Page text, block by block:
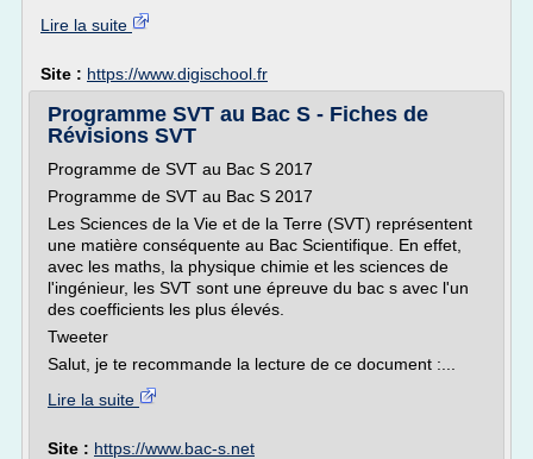
Lire la suite
Site : https://www.digischool.fr
Programme SVT au Bac S - Fiches de
Révisions SVT
Programme de SVT au Bac S 2017
Programme de SVT au Bac S 2017
Les Sciences de la Vie et de la Terre (SVT) représentent
une matière conséquente au Bac Scientifique. En effet,
avec les maths, la physique chimie et les sciences de
l'ingénieur, les SVT sont une épreuve du bac s avec l'un
des coefficients les plus élevés.
Tweeter
Salut, je te recommande la lecture de ce document :...
Lire la suite
Site : https://www.bac-s.net